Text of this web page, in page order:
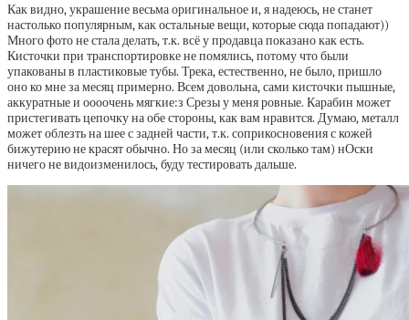
Как видно, украшение весьма оригинальное и, я надеюсь, не станет
настолько популярным, как остальные вещи, которые сюда попадают))
Много фото не стала делать, т.к. всё у продавца показано как есть.
Кисточки при транспортировке не помялись, потому что были
упакованы в пластиковые тубы. Трека, естественно, не было, пришло
оно ко мне за месяц примерно. Всем довольна, сами кисточки пышные,
аккуратные и оооочень мягкие:з Срезы у меня ровные. Карабин может
пристегивать цепочку на обе стороны, как вам нравится. Думаю, металл
может облезть на шее с задней части, т.к. соприкосновения с кожей
бижутерию не красят обычно. Но за месяц (или сколько там) нОски
ничего не видоизменилось, буду тестировать дальше.